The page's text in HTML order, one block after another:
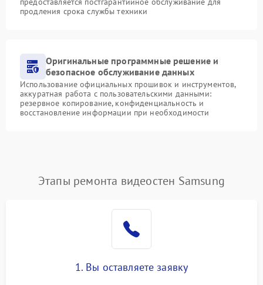
продления срока службы техники
Оригинальные программные решение и
безопасное обслуживание данных
Использование официальных прошивок и инструментов,
аккуратная работа с пользовательскими данными:
резервное копирование, конфиденциальность и
восстановление информации при необходимости
Этапы ремонта видеостен Samsung
1. Вы оставляете заявку